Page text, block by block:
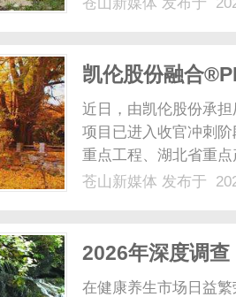
凯伦股份融合
近日，由凯伦股份承
项目已进入收官冲刺
重点工程、湖北省重
值突破20亿元，将成
苍山新媒体 发布于
2026年深度调
在健康养生市场日益